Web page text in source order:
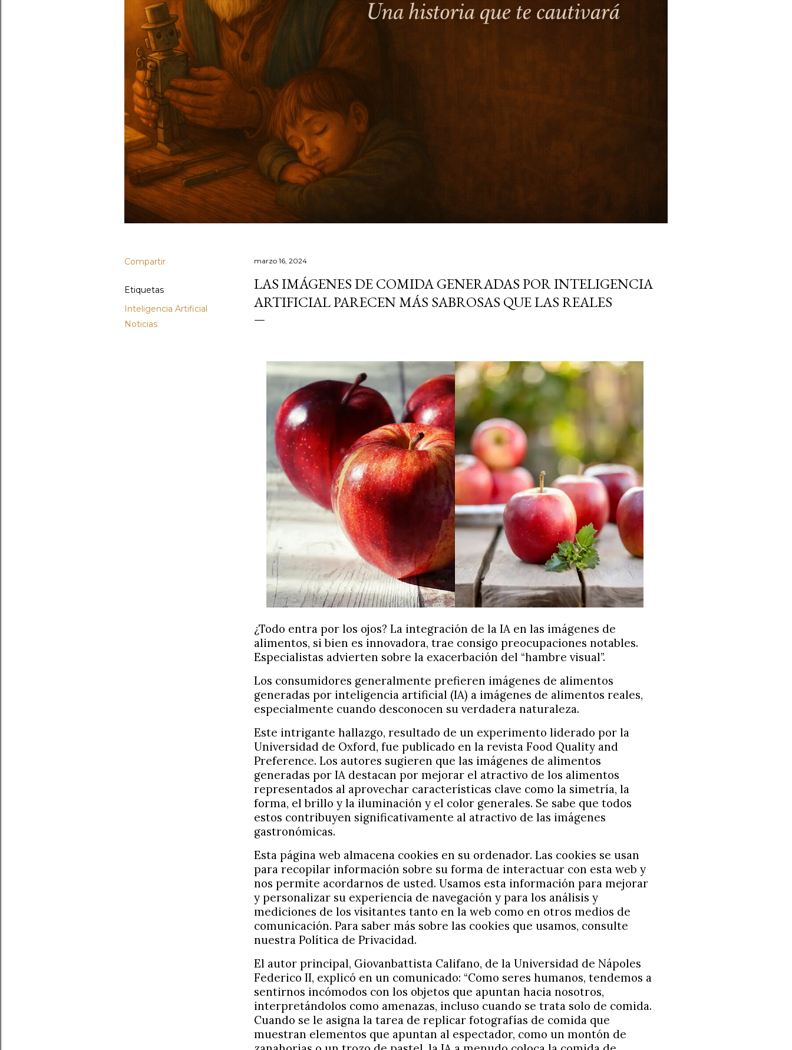
Compartir
Etiquetas
Inteligencia Artificial
Noticias
marzo 16, 2024
LAS IMÁGENES DE COMIDA GENERADAS POR INTELIGENCIA
ARTIFICIAL PARECEN MÁS SABROSAS QUE LAS REALES
¿Todo entra por los ojos? La integración de la IA en las imágenes de
alimentos, si bien es innovadora, trae consigo preocupaciones notables.
Especialistas advierten sobre la exacerbación del “hambre visual”.
Los consumidores generalmente prefieren imágenes de alimentos
generadas por inteligencia artificial (IA) a imágenes de alimentos reales,
especialmente cuando desconocen su verdadera naturaleza.
Este intrigante hallazgo, resultado de un experimento liderado por la
Universidad de Oxford, fue publicado en la revista Food Quality and
Preference. Los autores sugieren que las imágenes de alimentos
generadas por IA destacan por mejorar el atractivo de los alimentos
representados al aprovechar características clave como la simetría, la
forma, el brillo y la iluminación y el color generales. Se sabe que todos
estos contribuyen significativamente al atractivo de las imágenes
gastronómicas.
Esta página web almacena cookies en su ordenador. Las cookies se usan
para recopilar información sobre su forma de interactuar con esta web y
nos permite acordarnos de usted. Usamos esta información para mejorar
y personalizar su experiencia de navegación y para los análisis y
mediciones de los visitantes tanto en la web como en otros medios de
comunicación. Para saber más sobre las cookies que usamos, consulte
nuestra Política de Privacidad.
El autor principal, Giovanbattista Califano, de la Universidad de Nápoles
Federico II, explicó en un comunicado: “Como seres humanos, tendemos a
sentirnos incómodos con los objetos que apuntan hacia nosotros,
interpretándolos como amenazas, incluso cuando se trata solo de comida.
Cuando se le asigna la tarea de replicar fotografías de comida que
muestran elementos que apuntan al espectador, como un montón de